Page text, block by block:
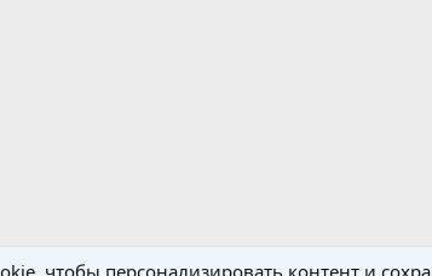
чтобы персонализировать контент и